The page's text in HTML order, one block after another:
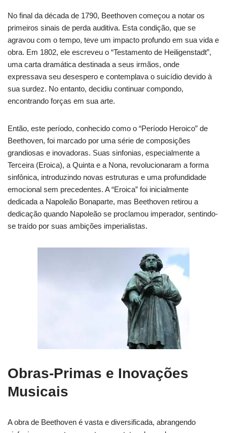
No final da década de 1790, Beethoven começou a notar os
primeiros sinais de perda auditiva. Esta condição, que se
agravou com o tempo, teve um impacto profundo em sua vida e
obra. Em 1802, ele escreveu o “Testamento de Heiligenstadt”,
uma carta dramática destinada a seus irmãos, onde
expressava seu desespero e contemplava o suicídio devido à
sua surdez. No entanto, decidiu continuar compondo,
encontrando forças em sua arte.
Então, este período, conhecido como o “Período Heroico” de
Beethoven, foi marcado por uma série de composições
grandiosas e inovadoras. Suas sinfonias, especialmente a
Terceira (Eroica), a Quinta e a Nona, revolucionaram a forma
sinfônica, introduzindo novas estruturas e uma profundidade
emocional sem precedentes. A “Eroica” foi inicialmente
dedicada a Napoleão Bonaparte, mas Beethoven retirou a
dedicação quando Napoleão se proclamou imperador, sentindo-
se traído por suas ambições imperialistas.
Obras-Primas e Inovações
Musicais
A obra de Beethoven é vasta e diversificada, abrangendo